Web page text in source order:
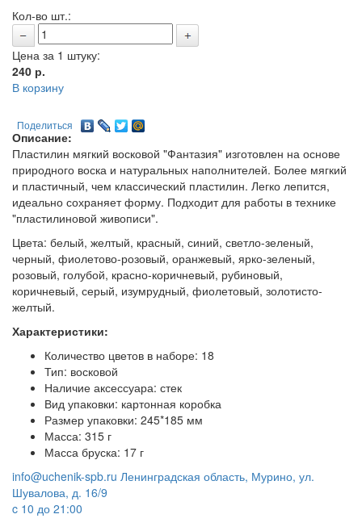
Кол-во шт.:
Цена за 1 штуку:
240 р.
В корзину
Поделиться
Описание:
Пластилин мягкий восковой "Фантазия" изготовлен на основе
природного воска и натуральных наполнителей. Более мягкий
и пластичный, чем классический пластилин. Легко лепится,
идеально сохраняет форму. Подходит для работы в технике
"пластилиновой живописи".
Цвета: белый, желтый, красный, синий, светло-зеленый,
черный, фиолетово-розовый, оранжевый, ярко-зеленый,
розовый, голубой, красно-коричневый, рубиновый,
коричневый, серый, изумрудный, фиолетовый, золотисто-
желтый.
Характеристики:
Количество цветов в наборе: 18
Тип: восковой
Наличие аксессуара: стек
Вид упаковки: картонная коробка
Размер упаковки: 245*185 мм
Масса: 315 г
Масса бруска: 17 г
info@uchenik-spb.ru Ленинградская область, Мурино, ул.
Шувалова, д. 16/9
c 10 до 21:00